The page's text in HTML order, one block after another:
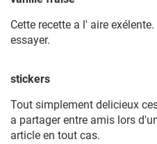
Cette recette a l' aire
essayer.
stickers
Tout simplement delicieux
a partager entre amis lors
article en tout cas.